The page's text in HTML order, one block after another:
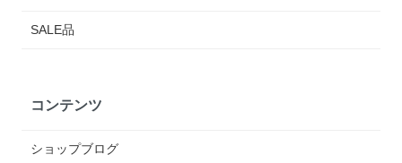
SALE品
コンテンツ
ショップブログ